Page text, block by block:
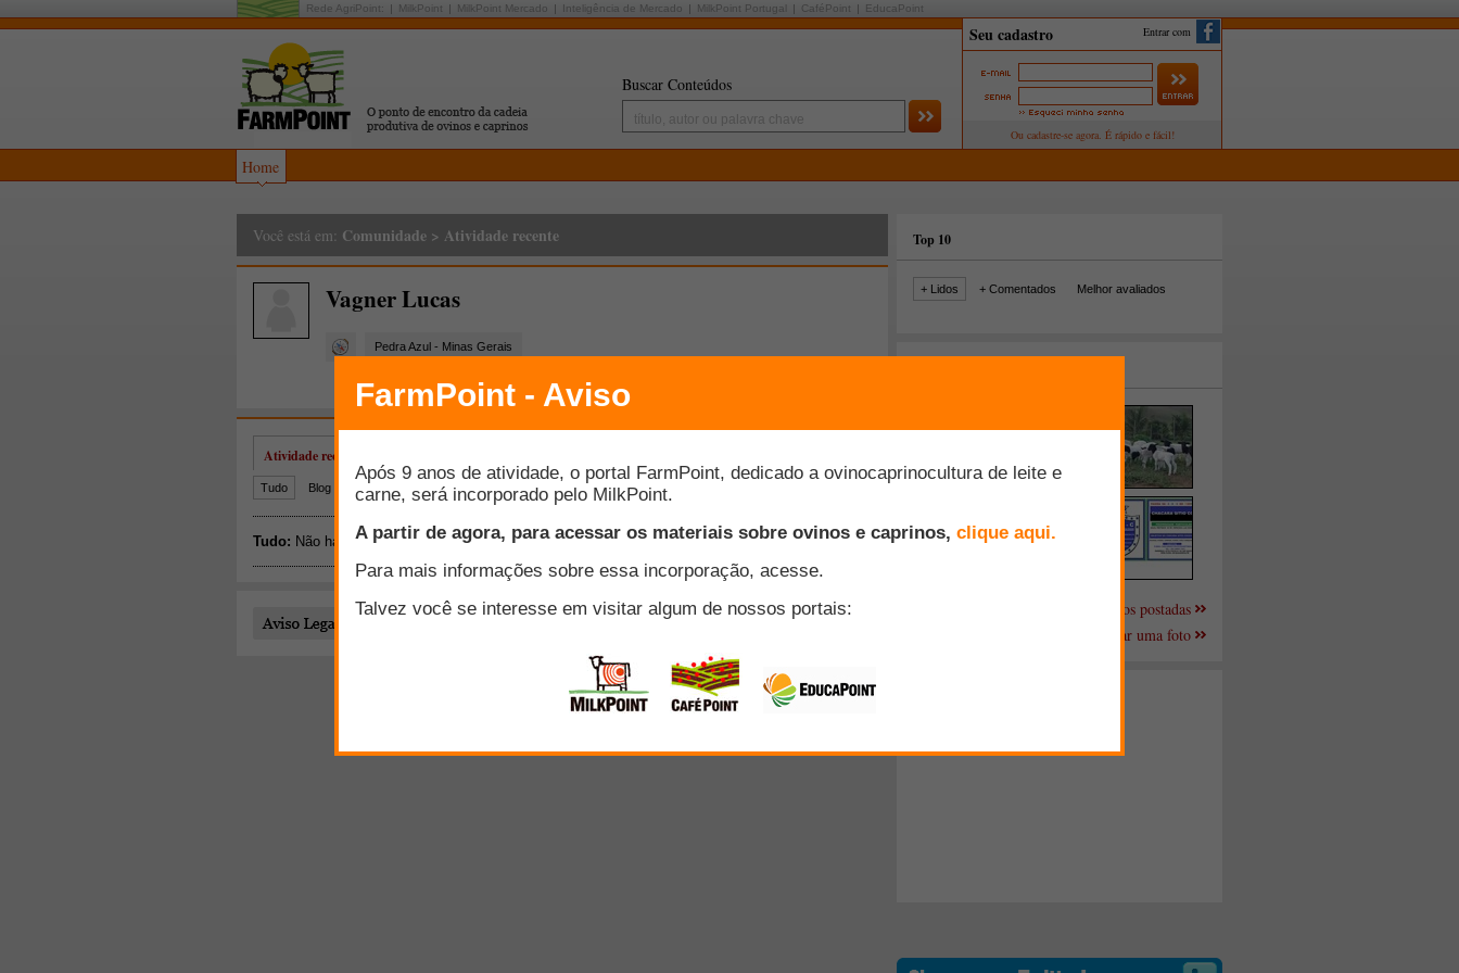
Rede AgriPoint: MilkPoint MilkPoint Mercado Inteligência de Mercado MilkPoint Portugal CaféPoint EducaPoint
Buscar Conteúdos
Entrar com
Home
Você está em: Comunidade > Atividade recente
Vagner Lucas
Pedra Azul - Minas Gerais
Todo o conteúdo publicado por este usuário é de responsabilidade exclusiva do mesmo.
Top 10
+ Lidos + Comentados Melhor avaliados
Mais fotos postadas
Enviar uma foto